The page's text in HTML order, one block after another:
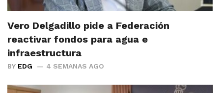
Vero Delgadillo pide a Federación
reactivar fondos para agua e
infraestructura
BY EDG 4 SEMANAS AGO